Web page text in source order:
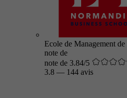
Ecole de Management
note de
note de 3.84/5
3.8 — 144 avis